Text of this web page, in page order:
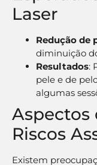
Laser
Redução de
diminuição
Resultados:
pele e de
algumas
Aspectos
Riscos
Existem